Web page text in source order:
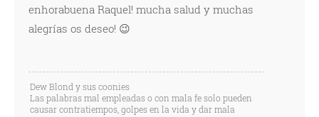
enhorabuena Raquel! mucha salud y muchas
alegrías os deseo! 😉
Dew Blond y sus coonies
Las palabras mal empleadas o con mala fe solo pueden
causar contratiempos, golpes en la vida y dar mala